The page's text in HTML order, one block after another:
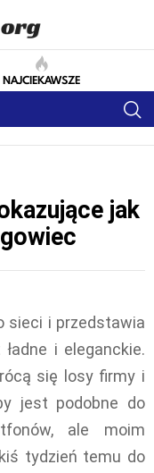
NAJCIEKAWSZE
jak
sieci i przedstawia
i eleganckie.
się losy firmy i
jest podobne do
ale moim
tydzień temu do